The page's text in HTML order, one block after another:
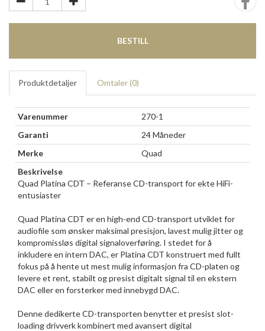
BESTILL
Produktdetaljer Omtaler (0)
Varenummer
270-1
Garanti
24 Måneder
Merke
Quad
Beskrivelse
Quad Platina CDT – Referanse CD-transport for ekte HiFi-
entusiaster
Quad Platina CDT er en high-end CD-transport utviklet for
audiofile som ønsker maksimal presisjon, lavest mulig jitter og
kompromissløs digital signaloverføring. I stedet for å
inkludere en intern DAC, er Platina CDT konstruert med fullt
fokus på å hente ut mest mulig informasjon fra CD-platen og
levere et rent, stabilt og presist digitalt signal til en ekstern
DAC eller en forsterker med innebygd DAC.
Denne dedikerte CD-transporten benytter et presist slot-
loading drivverk kombinert med avansert digital